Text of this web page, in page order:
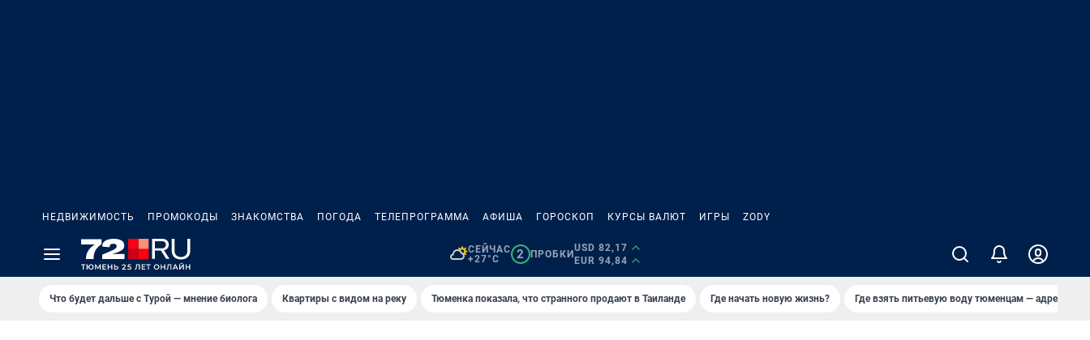
НЕДВИЖИМОСТЬ ПРОМОКОДЫ ЗНАКОМСТВА ПОГОДА ТЕЛЕПРОГРАММА АФИША ГОРОСКОП КУРСЫ ВАЛЮТ ИГРЫ ZODY
СЕЙЧАС
+27°C
2 ПРОБКИ
USD 82,17
EUR 94,84
Что будет дальше с Турой — мнение биолога Квартиры с видом на реку Тюменка показала, что странного продают в Таиланде Где начать новую жизнь? Где взять питьевую воду тюменцам — адреса